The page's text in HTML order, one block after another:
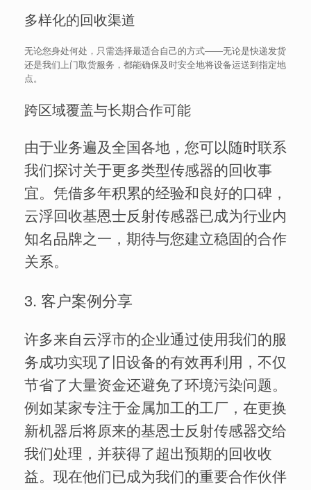
多样化的回收渠道
无论您身处何处，只需选择最适合自己的方式——无论是快递发货
还是我们上门取货服务，都能确保及时安全地将设备运送到指定地
点。
跨区域覆盖与长期合作可能
由于业务遍及全国各地，您可以随时联系
我们探讨关于更多类型传感器的回收事
宜。凭借多年积累的经验和良好的口碑，
云浮回收基恩士反射传感器已成为行业内
知名品牌之一，期待与您建立稳固的合作
关系。
3. 客户案例分享
许多来自云浮市的企业通过使用我们的服
务成功实现了旧设备的有效再利用，不仅
节省了大量资金还避免了环境污染问题。
例如某家专注于金属加工的工厂，在更换
新机器后将原来的基恩士反射传感器交给
我们处理，并获得了超出预期的回收收
益。现在他们已成为我们的重要合作伙伴